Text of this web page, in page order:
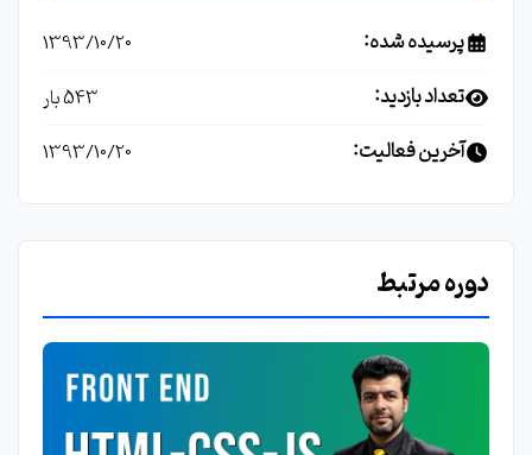
پرسیده شده: 1393/10/20
تعداد بازدید: 543 بار
آخرین فعالیت: 1393/10/20
دوره مرتبط